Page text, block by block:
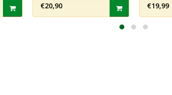
€19,99
€51,39